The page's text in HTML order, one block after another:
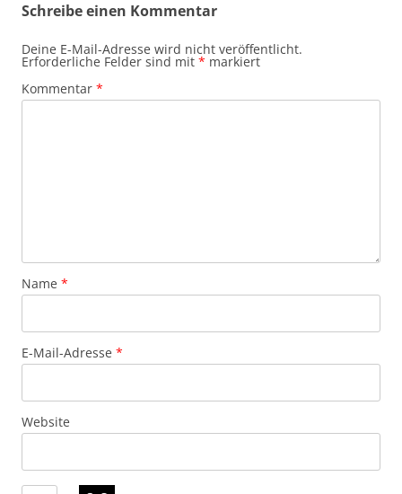
Schreibe einen Kommentar
Deine E-Mail-Adresse wird nicht veröffentlicht.
Erforderliche Felder sind mit * markiert
Kommentar *
Name *
E-Mail-Adresse *
Website